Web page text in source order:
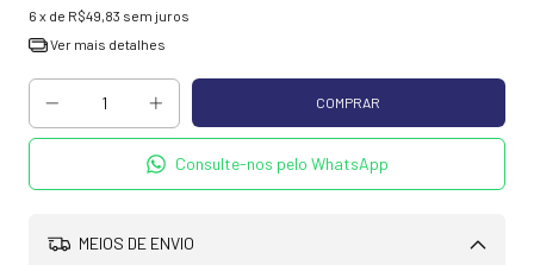
6 x de R$49,83 sem juros
Ver mais detalhes
Consulte-nos pelo WhatsApp
MEIOS DE ENVIO